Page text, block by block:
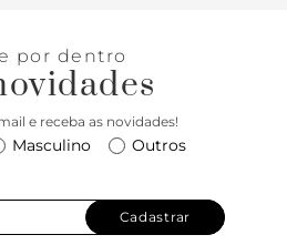
modelinho mais cool de todos os
por dentro
e receba as novidades!
Masculino Outros
Cadastrar